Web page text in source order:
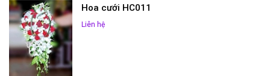
Hoa cưới HC011
Liên hệ